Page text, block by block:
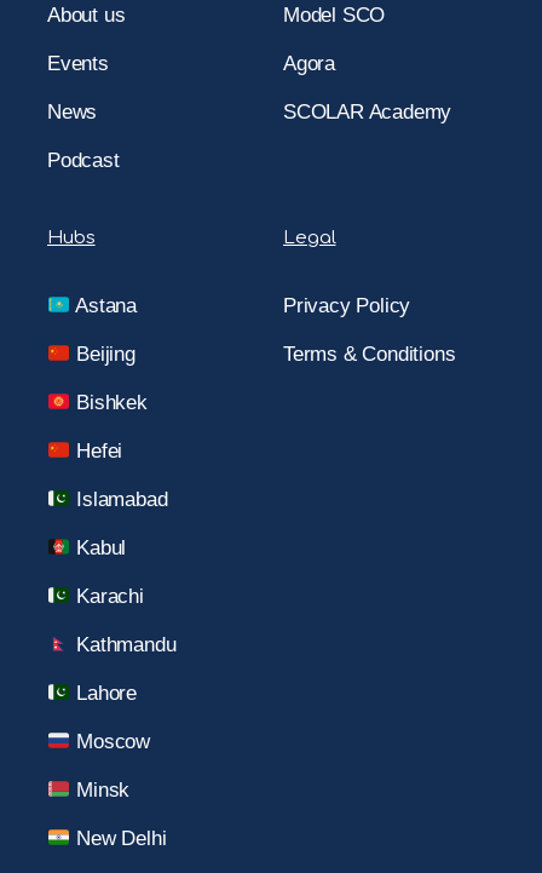
About us
Events
News
Podcast
Model SCO
Agora
SCOLAR Academy
Hubs
Astana
Beijing
Bishkek
Hefei
Islamabad
Kabul
Karachi
Kathmandu
Lahore
Moscow
Minsk
New Delhi
Legal
Privacy Policy
Terms & Conditions